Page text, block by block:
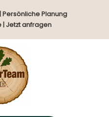
Persönliche Planung
| Jetzt anfragen